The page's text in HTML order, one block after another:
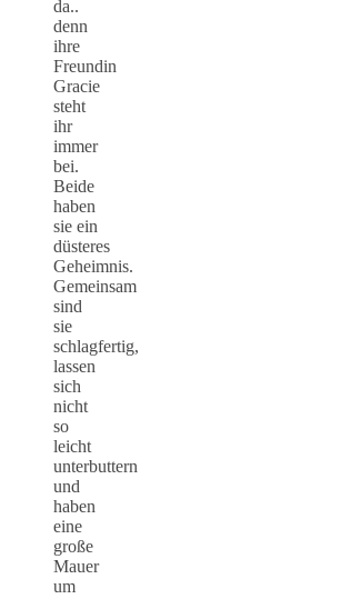
da..
denn
ihre
Freundin
Gracie
steht
ihr
immer
bei.
Beide
haben
sie ein
düsteres
Geheimnis.
Gemeinsam
sind
sie
schlagfertig,
lassen
sich
nicht
so
leicht
unterbuttern
und
haben
eine
große
Mauer
um